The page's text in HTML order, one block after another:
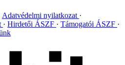
Adatvédelmi nyilatkozat
Hirdetői ÁSZF
Támogatói ÁSZF